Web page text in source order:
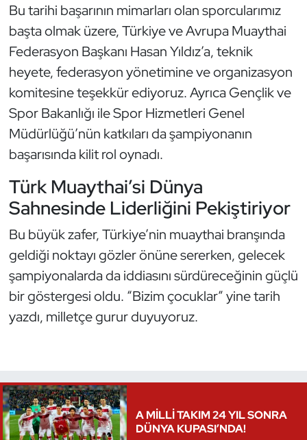
Bu tarihi başarının mimarları olan sporcularımız
başta olmak üzere, Türkiye ve Avrupa Muaythai
Federasyon Başkanı Hasan Yıldız’a, teknik
heyete, federasyon yönetimine ve organizasyon
komitesine teşekkür ediyoruz. Ayrıca Gençlik ve
Spor Bakanlığı ile Spor Hizmetleri Genel
Müdürlüğü’nün katkıları da şampiyonanın
başarısında kilit rol oynadı.
Türk Muaythai’si Dünya
Sahnesinde Liderliğini Pekiştiriyor
Bu büyük zafer, Türkiye’nin muaythai branşında
geldiği noktayı gözler önüne sererken, gelecek
şampiyonalarda da iddiasını sürdüreceğinin güçlü
bir göstergesi oldu. “Bizim çocuklar” yine tarih
yazdı, milletçe gurur duyuyoruz.
A MİLLİ TAKIM 24 YIL SONRA
DÜNYA KUPASI’NDA!
Motor Sporları
Muay Thai
Okçuluk
Optimist
Oryantiring
Özel Sporcular
Ragbi
Satranç
Su Topu
Tekvando
Tenis